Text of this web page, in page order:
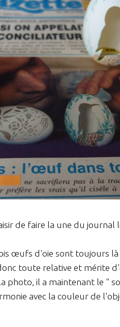
de faire la une du journal
œufs d'oie sont toujours là
toute relative et mérite
photo, il a maintenant le "
avec la couleur de